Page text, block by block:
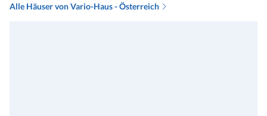
Alle Häuser von Vario-Haus - Österreich